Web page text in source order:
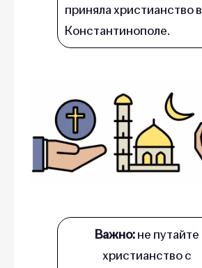
приняла христианство в
Константинополе.
Важно:не путайте
христианство с